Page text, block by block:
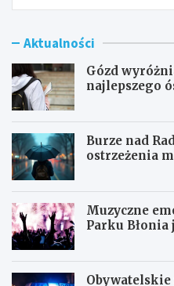
Aktualności
Gózd
najlepszego
Burze nad
ostrzeżenia
Muzyczne
Parku